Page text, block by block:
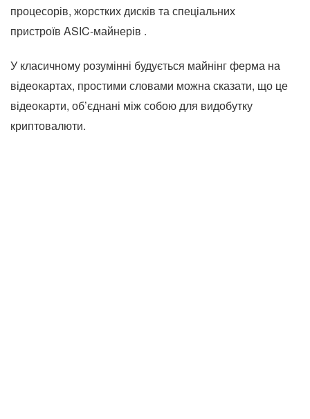
процесорів, жорстких дисків та спеціальних
пристроїв ASIC-майнерів .
У класичному розумінні будується майнінг ферма на
відеокартах, простими словами можна сказати, що це
відеокарти, об’єднані між собою для видобутку
криптовалюти.